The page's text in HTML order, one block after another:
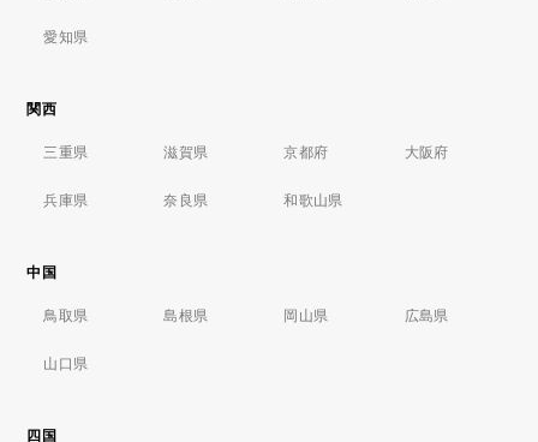
愛知県
関西
三重県 滋賀県 京都府 大阪府
兵庫県 奈良県 和歌山県
中国
鳥取県 島根県 岡山県 広島県
山口県
四国